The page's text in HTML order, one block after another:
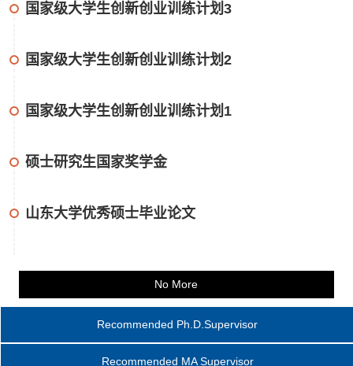
国家级大学生创新创业训练计划3
国家级大学生创新创业训练计划2
国家级大学生创新创业训练计划1
硕士研究生国家奖学金
山东大学优秀硕士毕业论文
No More
Recommended Ph.D.Supervisor
Recommended MA Supervisor